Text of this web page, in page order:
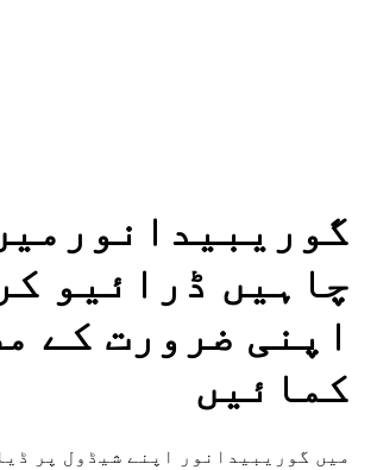
چاہیں ڈرائیو
اپنی ضرورت کے
کمائیں
میں گوریبیدانور اپنے شیڈول پر